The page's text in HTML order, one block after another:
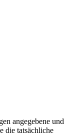
angegebene und
die tatsächliche